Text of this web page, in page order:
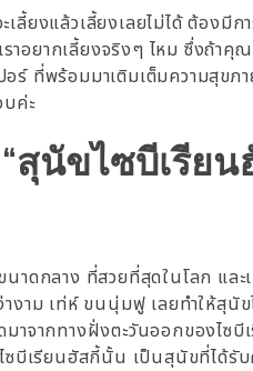
ลี้ยงแล้วเลี้ยงเลยไม่ได้ ต้อง
าอยากเลี้ยงจริงๆ ไหม ซึ่งถ้า
ที่พร้อมมาเติมเต็มความสุขภ
ค่ะ
สุนัขไซบีเรีย
าดกลาง ที่สวยที่สุดในโลก แล
งาม เท่ห์ ขนนุ่มฟู เลยทำให้สุ
จากทางฝั่งตะวันออกของไซบี
บีเรียนฮัสกี้นั้น เป็นสุนัขที่ได้